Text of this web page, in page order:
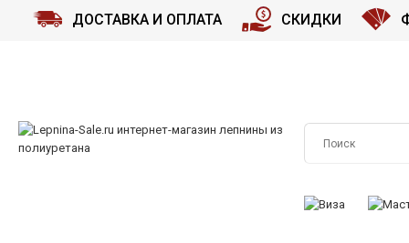
ДОСТАВКА И ОПЛАТА СКИДКИ